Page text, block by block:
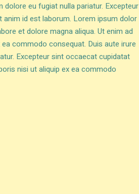
eu fugiat nulla pariatur. Excepteur
id est laborum. Lorem ipsum dolor
et dolore magna aliqua. Ut enim ad
commodo consequat. Duis aute irure
Excepteur sint occaecat cupidatat
nisi ut aliquip ex ea commodo